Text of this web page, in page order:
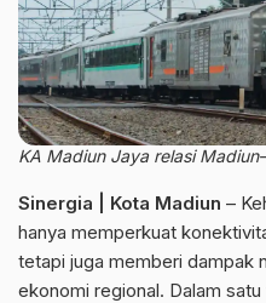
KA Madiun Jaya relasi
Sinergia | Kota Madiun –
hanya memperkuat
tetapi juga memberi dampak
ekonomi regional. Dalam